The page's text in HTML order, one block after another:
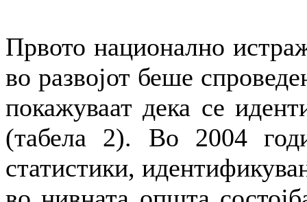
Првото национално
во развојот беше
покажуваат дека се
(табела 2). Во 2004
статистики,